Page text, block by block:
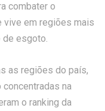
combater o
vive em regiões mais
de esgoto.
as regiões do país,
na
o ranking da